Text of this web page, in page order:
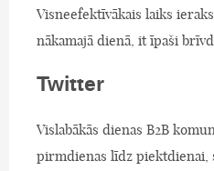
Visneefektīvākais laiks
nākamajā dienā, it īpaši
Twitter
Vislabākās dienas B2B
pirmdienas līdz piektdienai,